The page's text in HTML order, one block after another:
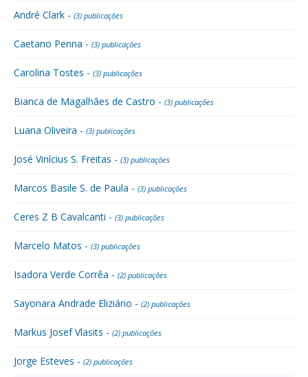
André Clark - (3) publicações
Caetano Penna - (3) publicações
Carolina Tostes - (3) publicações
Bianca de Magalhães de Castro - (3) publicações
Luana Oliveira - (3) publicações
José Vinícius S. Freitas - (3) publicações
Marcos Basile S. de Paula - (3) publicações
Ceres Z B Cavalcanti - (3) publicações
Marcelo Matos - (3) publicações
Isadora Verde Corrêa - (2) publicações
Sayonara Andrade Eliziário - (2) publicações
Markus Josef Vlasits - (2) publicações
Jorge Esteves - (2) publicações